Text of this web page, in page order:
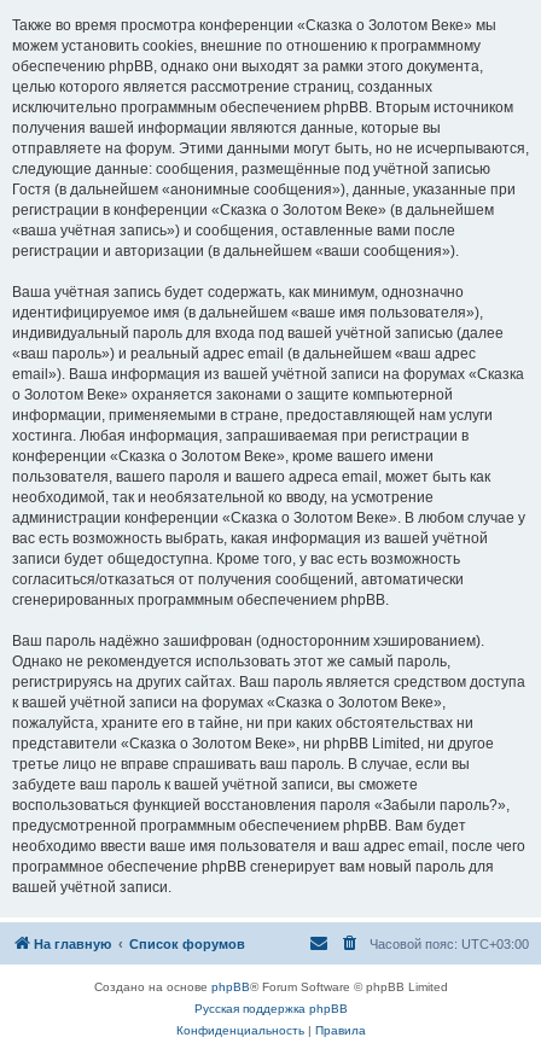
Также во время просмотра конференции «Сказка о Золотом Веке» мы
можем установить cookies, внешние по отношению к программному
обеспечению phpBB, однако они выходят за рамки этого документа,
целью которого является рассмотрение страниц, созданных
исключительно программным обеспечением phpBB. Вторым источником
получения вашей информации являются данные, которые вы
отправляете на форум. Этими данными могут быть, но не исчерпываются,
следующие данные: сообщения, размещённые под учётной записью
Гостя (в дальнейшем «анонимные сообщения»), данные, указанные при
регистрации в конференции «Сказка о Золотом Веке» (в дальнейшем
«ваша учётная запись») и сообщения, оставленные вами после
регистрации и авторизации (в дальнейшем «ваши сообщения»).
Ваша учётная запись будет содержать, как минимум, однозначно
идентифицируемое имя (в дальнейшем «ваше имя пользователя»),
индивидуальный пароль для входа под вашей учётной записью (далее
«ваш пароль») и реальный адрес email (в дальнейшем «ваш адрес
email»). Ваша информация из вашей учётной записи на форумах «Сказка
о Золотом Веке» охраняется законами о защите компьютерной
информации, применяемыми в стране, предоставляющей нам услуги
хостинга. Любая информация, запрашиваемая при регистрации в
конференции «Сказка о Золотом Веке», кроме вашего имени
пользователя, вашего пароля и вашего адреса email, может быть как
необходимой, так и необязательной ко вводу, на усмотрение
администрации конференции «Сказка о Золотом Веке». В любом случае у
вас есть возможность выбрать, какая информация из вашей учётной
записи будет общедоступна. Кроме того, у вас есть возможность
согласиться/отказаться от получения сообщений, автоматически
сгенерированных программным обеспечением phpBB.
Ваш пароль надёжно зашифрован (односторонним хэшированием).
Однако не рекомендуется использовать этот же самый пароль,
регистрируясь на других сайтах. Ваш пароль является средством доступа
к вашей учётной записи на форумах «Сказка о Золотом Веке»,
пожалуйста, храните его в тайне, ни при каких обстоятельствах ни
представители «Сказка о Золотом Веке», ни phpBB Limited, ни другое
третье лицо не вправе спрашивать ваш пароль. В случае, если вы
забудете ваш пароль к вашей учётной записи, вы сможете
воспользоваться функцией восстановления пароля «Забыли пароль?»,
предусмотренной программным обеспечением phpBB. Вам будет
необходимо ввести ваше имя пользователя и ваш адрес email, после чего
программное обеспечение phpBB сгенерирует вам новый пароль для
вашей учётной записи.
На главную Список форумов Часовой пояс: UTC+03:00
Создано на основе phpBB® Forum Software © phpBB Limited
Русская поддержка phpBB
Конфиденциальность| Правила